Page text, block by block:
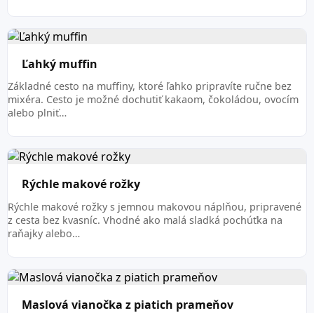
Ľahký muffin
Základné cesto na muffiny, ktoré ľahko pripravíte ručne bez
mixéra. Cesto je možné dochutiť kakaom, čokoládou, ovocím
alebo plniť…
Rýchle makové rožky
Rýchle makové rožky s jemnou makovou náplňou, pripravené
z cesta bez kvasníc. Vhodné ako malá sladká pochúťka na
raňajky alebo…
Maslová vianočka z piatich prameňov